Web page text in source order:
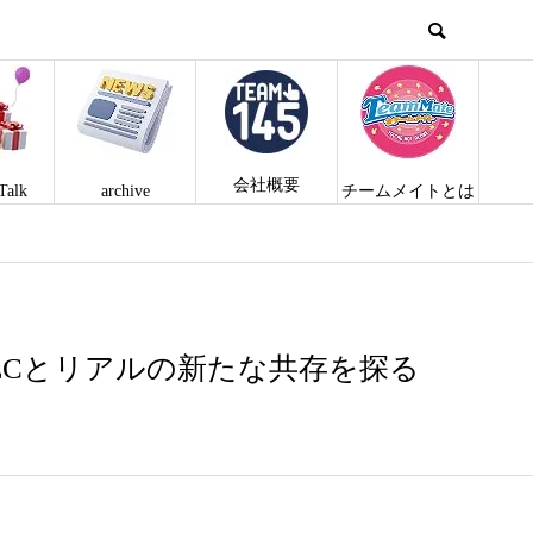
archive 会社概要 チームメイトとは
とリアルの新たな共存を探る